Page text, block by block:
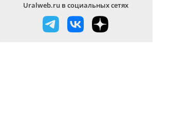
Uralweb.ru в социальных сетях